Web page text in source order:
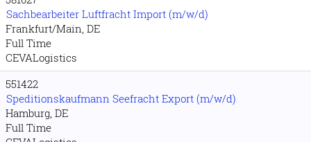
Sachbearbeiter Luftfracht Import (m/w/d)
Frankfurt/Main, DE
Full Time
CEVALogistics
551422
Speditionskaufmann Seefracht Export (m/w/d)
Hamburg, DE
Full Time